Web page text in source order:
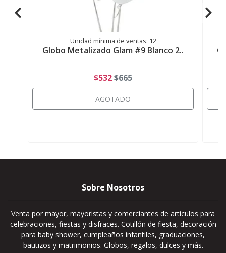
Unidad mínima de ventas: 12
Globo Metalizado Glam #9 Blanco 2..
$532$665
AGOTADO
Sobre Nosotros
Venta por mayor, mayoristas y comerciantes de artículos para
celebraciones, fiestas y disfraces. Cotillón de fiesta, decoración
para baby shower, cumpleaños infantiles, graduaciones,
bautizos y matrimonios. Globos, regalos, dulces y más.